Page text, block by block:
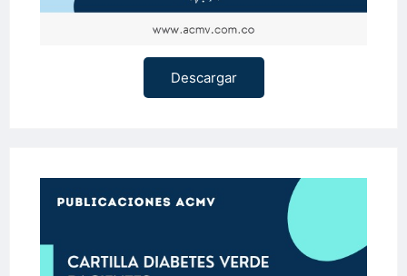
Descargar